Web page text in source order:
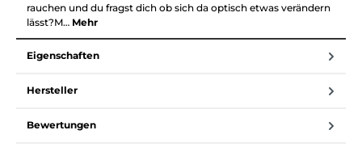
rauchen und du fragst dich ob sich da optisch etwas verändern
lässt?M… Mehr
Eigenschaften
Hersteller
Bewertungen